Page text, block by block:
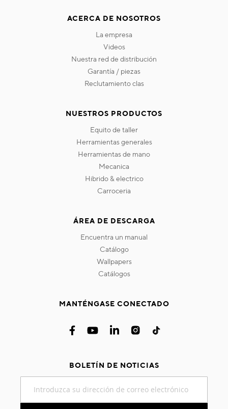
ACERCA DE NOSOTROS
la empresa
videos
nuestra red de distribución
garantía / piezas
reclutamiento clas
NUESTROS PRODUCTOS
equito de taller
herramientas generales
herramientas de mano
mecanica
hibrido & electrico
carroceria
ÁREA DE DESCARGA
encuentra un manual
catálogo
wallpapers
catálogos
MANTÉNGASE CONECTADO
BOLETÍN DE NOTICIAS
nuestro